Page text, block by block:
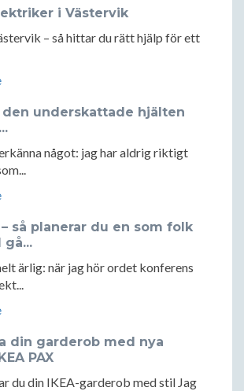
i Västervik
– så hittar du rätt hjälp för ett
den underskattade hjälten
något: jag har aldrig riktigt
så planerar du en som folk
ärlig: när jag hör ordet konferens
din garderob med nya
PAX
du din IKEA-garderob med stil Jag